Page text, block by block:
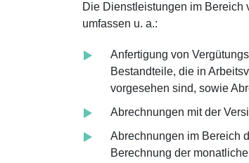
Die Dienstleistungen im Bereich
umfassen u. a.:
Anfertigung von
Bestandteile, die in
vorgesehen sind, sowie
Abrechnungen mit der
Abrechnungen im Bereich
Berechnung der